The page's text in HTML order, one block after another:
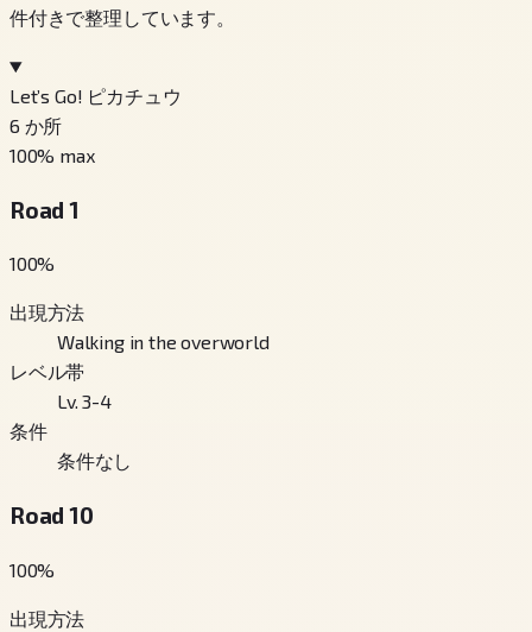
件付きで整理しています。
Let’s Go! ピカチュウ
6 か所
100% max
Road 1
100%
出現方法
Walking in the overworld
レベル帯
Lv. 3-4
条件
条件なし
Road 10
100%
出現方法